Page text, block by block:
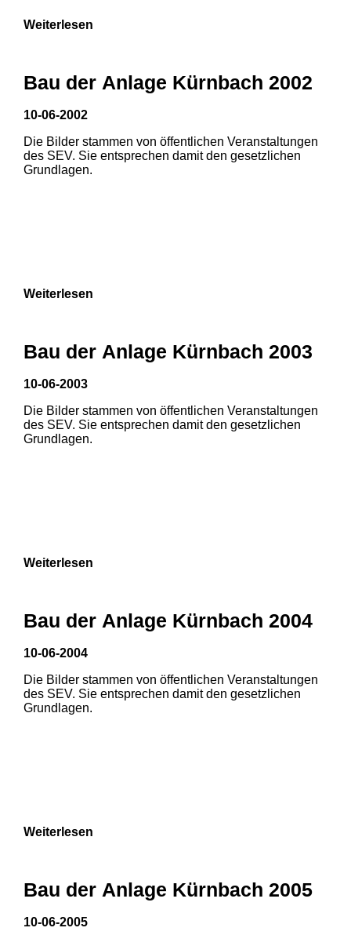
1 2 3
Weiterlesen
Bau der Anlage Kürnbach 2002
10-06-2002
Die Bilder stammen von öffentlichen Veranstaltungen
des SEV. Sie entsprechen damit den gesetzlichen
Grundlagen.
Weiterlesen
Bau der Anlage Kürnbach 2003
10-06-2003
Die Bilder stammen von öffentlichen Veranstaltungen
des SEV. Sie entsprechen damit den gesetzlichen
Grundlagen.
Weiterlesen
Bau der Anlage Kürnbach 2004
10-06-2004
Die Bilder stammen von öffentlichen Veranstaltungen
des SEV. Sie entsprechen damit den gesetzlichen
Grundlagen.
Weiterlesen
Bau der Anlage Kürnbach 2005
10-06-2005